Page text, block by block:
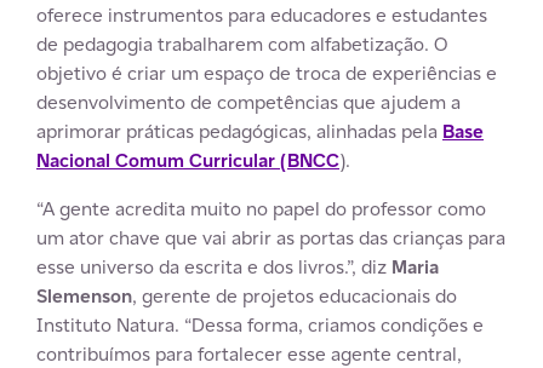
oferece instrumentos para educadores e estudantes
de pedagogia trabalharem com alfabetização. O
objetivo é criar um espaço de troca de experiências e
desenvolvimento de competências que ajudem a
aprimorar práticas pedagógicas, alinhadas pela Base
Nacional Comum Curricular (BNCC).
“A gente acredita muito no papel do professor como
um ator chave que vai abrir as portas das crianças para
esse universo da escrita e dos livros.”, diz Maria
Slemenson, gerente de projetos educacionais do
Instituto Natura. “Dessa forma, criamos condições e
contribuímos para fortalecer esse agente central,